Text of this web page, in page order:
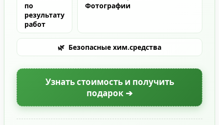
по
результату
работ
Фотографии
🌿 Безопасные хим.средства
Узнать стоимость и получить
подарок ➔